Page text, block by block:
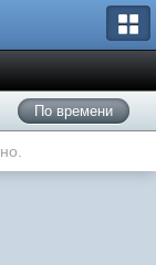
По времени